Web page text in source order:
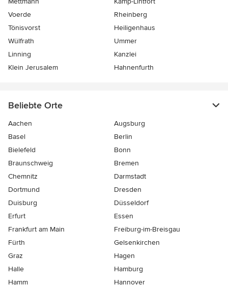
Voerde
Rheinberg
Tönisvorst
Heiligenhaus
Wülfrath
Ummer
Linning
Kanzlei
Klein Jerusalem
Hahnenfurth
Beliebte Orte
Aachen
Augsburg
Basel
Berlin
Bielefeld
Bonn
Braunschweig
Bremen
Chemnitz
Darmstadt
Dortmund
Dresden
Duisburg
Düsseldorf
Erfurt
Essen
Frankfurt am Main
Freiburg-im-Breisgau
Fürth
Gelsenkirchen
Graz
Hagen
Halle
Hamburg
Hamm
Hannover